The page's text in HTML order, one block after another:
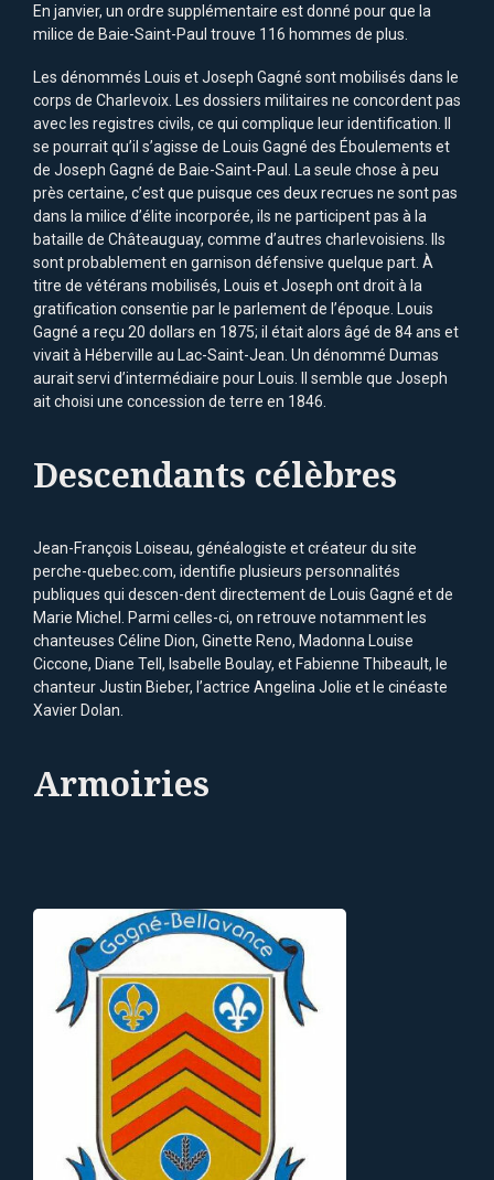
En janvier, un ordre supplémentaire est donné pour que la
milice de Baie-Saint-Paul trouve 116 hommes de plus.
Les dénommés Louis et Joseph Gagné sont mobilisés dans le
corps de Charlevoix. Les dossiers militaires ne concordent pas
avec les registres civils, ce qui complique leur identification. Il
se pourrait qu’il s’agisse de Louis Gagné des Éboulements et
de Joseph Gagné de Baie-Saint-Paul. La seule chose à peu
près certaine, c’est que puisque ces deux recrues ne sont pas
dans la milice d’élite incorporée, ils ne participent pas à la
bataille de Châteauguay, comme d’autres charlevoisiens. Ils
sont probablement en garnison défensive quelque part. À
titre de vétérans mobilisés, Louis et Joseph ont droit à la
gratification consentie par le parlement de l’époque. Louis
Gagné a reçu 20 dollars en 1875; il était alors âgé de 84 ans et
vivait à Héberville au Lac-Saint-Jean. Un dénommé Dumas
aurait servi d’intermédiaire pour Louis. Il semble que Joseph
ait choisi une concession de terre en 1846.
Descendants célèbres
Jean-François Loiseau, généalogiste et créateur du site
perche-quebec.com, identifie plusieurs personnalités
publiques qui descen-dent directement de Louis Gagné et de
Marie Michel. Parmi celles-ci, on retrouve notamment les
chanteuses Céline Dion, Ginette Reno, Madonna Louise
Ciccone, Diane Tell, Isabelle Boulay, et Fabienne Thibeault, le
chanteur Justin Bieber, l’actrice Angelina Jolie et le cinéaste
Xavier Dolan.
Armoiries